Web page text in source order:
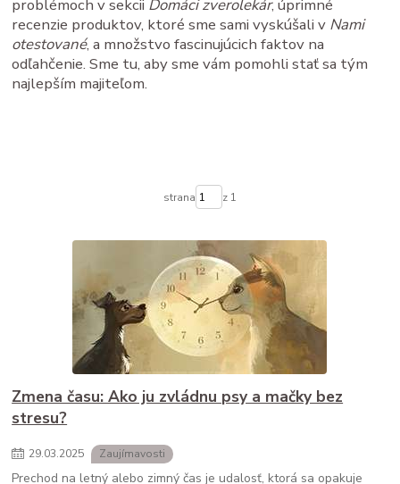
problémoch v sekcii Domáci zverolekár, úprimné
recenzie produktov, ktoré sme sami vyskúšali v Nami
otestované, a množstvo fascinujúcich faktov na
odľahčenie. Sme tu, aby sme vám pomohli stať sa tým
najlepším majiteľom.
strana z 1
Zmena času: Ako ju zvládnu psy a mačky bez
stresu?
29.03.2025 Zaujímavosti
Prechod na letný alebo zimný čas je udalosť, ktorá sa opakuje